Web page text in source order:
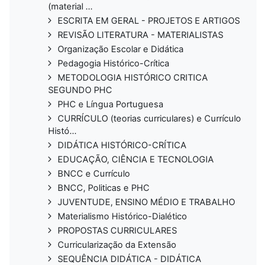
(material ...
ESCRITA EM GERAL - PROJETOS E ARTIGOS
REVISÃO LITERATURA - MATERIALISTAS
Organização Escolar e Didática
Pedagogia Histórico-Crítica
METODOLOGIA HISTÓRICO CRITICA
SEGUNDO PHC
PHC e Língua Portuguesa
CURRÍCULO (teorias curriculares) e Currículo
Histó...
DIDÁTICA HISTÓRICO-CRÍTICA
EDUCAÇÃO, CIÊNCIA E TECNOLOGIA
BNCC e Currículo
BNCC, Politicas e PHC
JUVENTUDE, ENSINO MÉDIO E TRABALHO
Materialismo Histórico-Dialético
PROPOSTAS CURRICULARES
Curricularização da Extensão
SEQUÊNCIA DIDÁTICA - DIDÁTICA